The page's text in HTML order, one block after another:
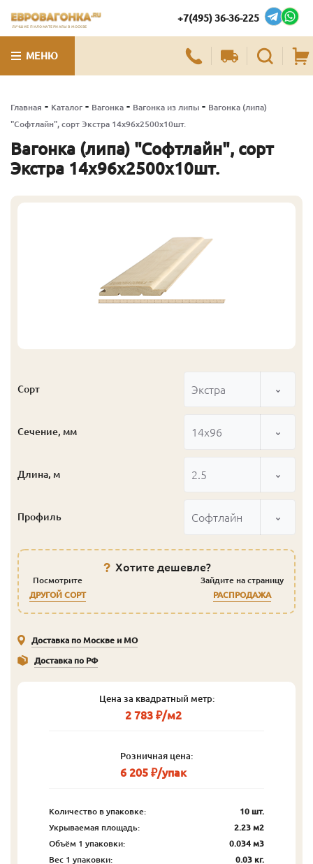
ЛУЧШИЕ ПИЛОМАТЕРИАЛЫ В МОСКВЕ
+7(495) 36-36-225
МЕНЮ
Главная - Каталог - Вагонка - Вагонка из липы - Вагонка (липа)
"Софтлайн", сорт Экстра 14х96х2500х10шт.
Вагонка (липа) "Софтлайн", сорт
Экстра 14х96х2500х10шт.
Сорт Экстра
Сечение, мм 14x96
Длина, м 2.5
Профиль Софтлайн
Хотите дешевле?
Посмотрите
ДРУГОЙ СОРТ
Зайдите на страницу
РАСПРОДАЖА
Доставка по Москве и МО
Доставка по РФ
Цена за квадратный метр:
2 783 ₽/м2
Розничная цена:
6 205 ₽/упак
Количество в упаковке:
10 шт.
Укрываемая площадь:
2.23 м2
Объём 1 упаковки:
0.034 м3
Вес 1 упаковки:
0.03 кг.